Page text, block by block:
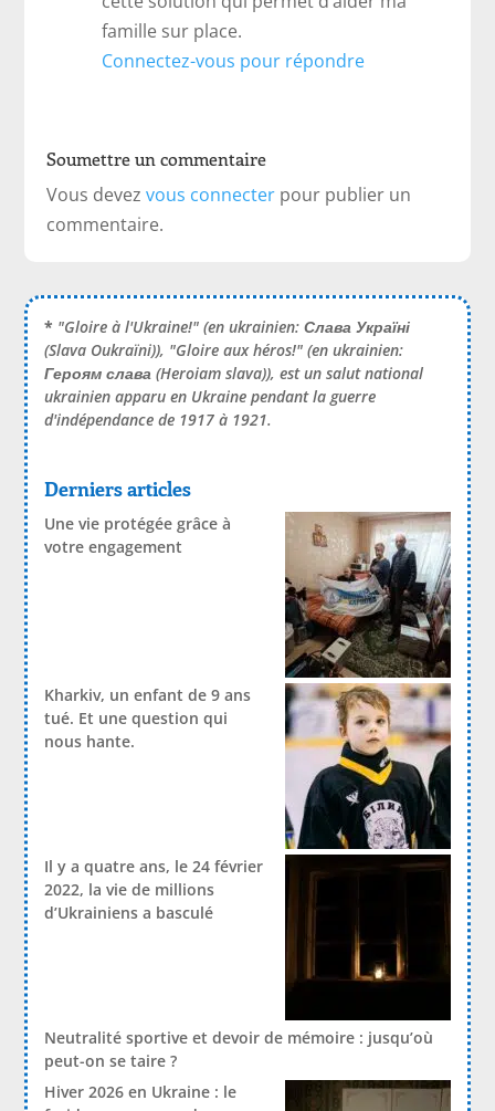
famille sur place.
Connectez-vous pour répondre
Soumettre un commentaire
Vous devezvous connecter pour publier un
commentaire.
* "Gloire à l'Ukraine!" (en ukrainien:Слава Україні
(Slava Oukraïni)), "Gloire aux héros!" (en ukrainien:
Героям слава (Heroiam slava)), est un salut national
ukrainien apparu en Ukraine pendant la guerre
d'indépendance de 1917 à 1921.
Derniers articles
Une vie protégée grâce à
votre engagement
Kharkiv, un enfant de 9 ans
tué. Et une question qui
nous hante.
Il y a quatre ans, le 24 février
2022, la vie de millions
d’Ukrainiens a basculé
Neutralité sportive et devoir de mémoire : jusqu’où
peut-on se taire ?
Hiver 2026 en Ukraine : le